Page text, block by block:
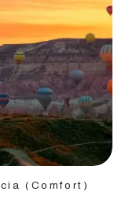
(Comfort)